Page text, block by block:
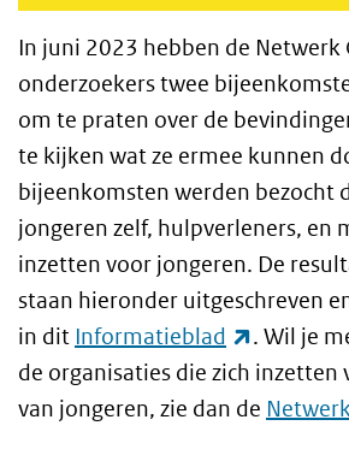
In juni 2023 hebben de Netwerk
onderzoekers twee
om te praten over de
te kijken wat ze ermee kunnen
bijeenkomsten werden bezocht
jongeren zelf, hulpverleners, en
inzetten voor jongeren. De
staan hieronder uitgeschreven
in dit Informatieblad (externe
. Wil je
de organisaties die zich inzetten
van jongeren, zie dan de